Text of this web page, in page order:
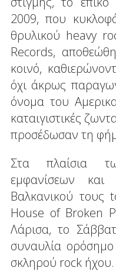
2009, που
θρυλικού heavy
Records,
κοινό,
όχι άκρως
όνομα του
καταιγιστικές
προσέδωσαν τη
Στα πλαίσια
εμφανίσεων και
Βαλκανικού τους
House of Broken
Λάρισα, το
συναυλία
σκληρού rock